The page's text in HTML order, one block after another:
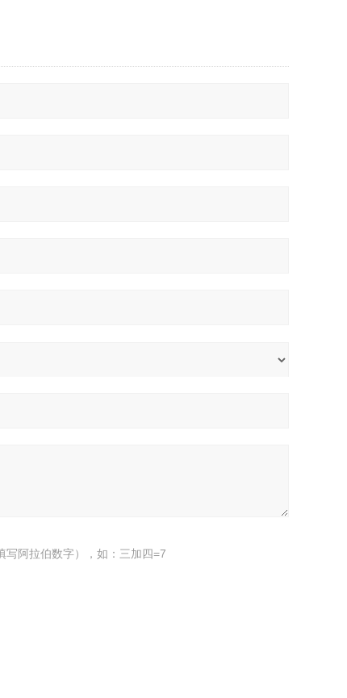
写阿拉伯数字），如：三加四=7